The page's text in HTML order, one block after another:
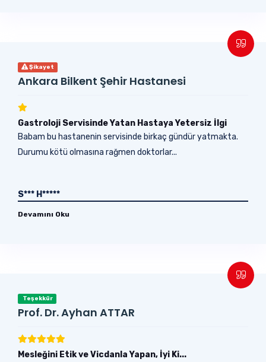
Şikayet
Ankara Bilkent Şehir Hastanesi
Gastroloji Servisinde Yatan Hastaya Yetersiz İlgi
Babam bu hastanenin servisinde birkaç gündür yatmakta.
Durumu kötü olmasına rağmen doktorlar...
S*** H*****
Devamını Oku
Teşekkür
Prof. Dr. Ayhan ATTAR
Mesleğini Etik ve Vicdanla Yapan, İyi Ki...